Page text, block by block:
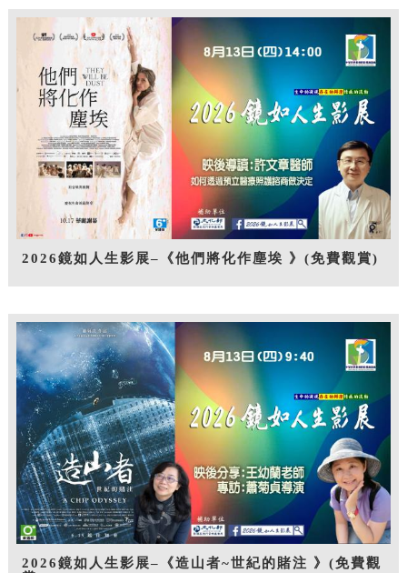
2026鏡如人生影展–《他們將化作塵埃 》(免費觀賞)
2026鏡如人生影展–《造山者~世紀的賭注 》(免費觀